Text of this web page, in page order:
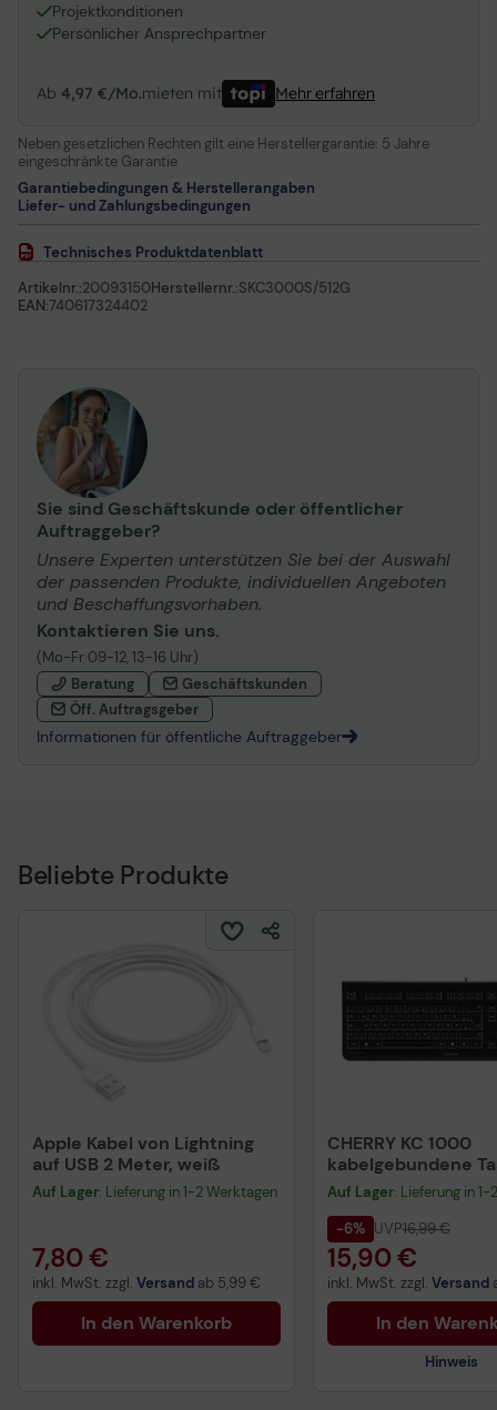
Projektkonditionen
Persönlicher Ansprechpartner
Ab 4,97 €/Mo.mieten mit Mehr erfahren
Neben gesetzlichen Rechten gilt eine Herstellergarantie: 5 Jahre
eingeschränkte Garantie
Garantiebedingungen & Herstellerangaben
Liefer- und Zahlungsbedingungen
Technisches Produktdatenblatt
Artikelnr.:20093150Herstellernr.:SKC3000S/512G
EAN:740617324402
Sie sind Geschäftskunde oder öffentlicher
Auftraggeber?
Unsere Experten unterstützen Sie bei der Auswahl
der passenden Produkte, individuellen Angeboten
und Beschaffungsvorhaben.
Kontaktieren Sie uns.
(Mo-Fr 09-12, 13-16 Uhr)
Beratung
Geschäftskunden
Öff. Auftragsgeber
Informationen für öffentliche Auftraggeber
Beliebte Produkte
Apple Kabel von Lightning
auf USB 2 Meter, weiß
Auf Lager: Lieferung in 1-2 Werktagen
7,80 €
inkl. MwSt. zzgl. Versand ab 5,99 €
In den Warenkorb
CHERRY KC 1000
kabelgebundene
QWERTZ DE -
Auf Lager: Lieferung in
-6% UVP16,99 €
15,90 €
inkl. MwSt. zzgl. Versand
In den
Hinweis